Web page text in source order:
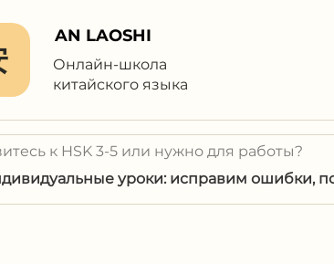
AN LAOSHI
Онлайн-школа
китайского языка
к HSK 3-5 или нужно для работы?
уроки: исправим ошибки,